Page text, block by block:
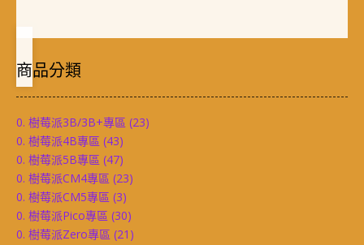
商品分類
0. 樹莓派3B/3B+專區 (23)
0. 樹莓派4B專區 (43)
0. 樹莓派5B專區 (47)
0. 樹莓派CM4專區 (23)
0. 樹莓派CM5專區 (3)
0. 樹莓派Pico專區 (30)
0. 樹莓派Zero專區 (21)